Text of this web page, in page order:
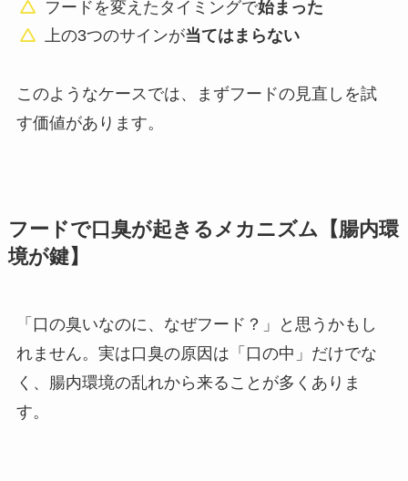
フードを変えたタイミングで始まった
上の3つのサインが当てはまらない
このようなケースでは、まずフードの見直しを試
す価値があります。
フードで口臭が起きるメカニズム【腸内環
境が鍵】
「口の臭いなのに、なぜフード？」と思うかもし
れません。実は口臭の原因は「口の中」だけでな
く、腸内環境の乱れから来ることが多くありま
す。